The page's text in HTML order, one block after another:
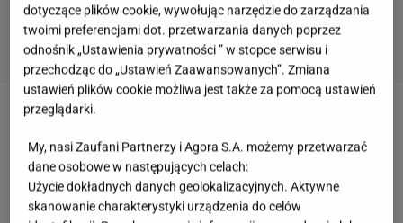
Zobacz wideo
Tak robią ją millenialsi
Egzotyczna sałatka, która zachwyca wyglądem.
dotyczące plików cookie, wywołując narzędzie do zarządzania
twoimi preferencjami dot. przetwarzania danych poprzez
odnośnik „Ustawienia prywatności ” w stopce serwisu i
przechodząc do „Ustawień Zaawansowanych”. Zmiana
ustawień plików cookie możliwa jest także za pomocą ustawień
przeglądarki.
My, nasi Zaufani Partnerzy i Agora S.A. możemy przetwarzać
dane osobowe w następujących celach:
Użycie dokładnych danych geolokalizacyjnych. Aktywne
skanowanie charakterystyki urządzenia do celów